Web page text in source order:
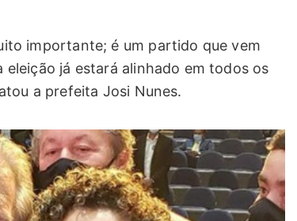
importante; é um partido que vem
já estará alinhado em todos os
a prefeita Josi Nunes.